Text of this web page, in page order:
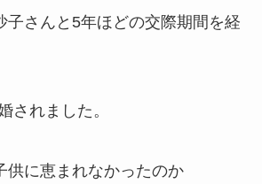
子さんと5年ほどの交際期間を経
されました。
供に恵まれなかったのか